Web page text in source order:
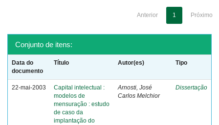
Anterior 1 Próximo
Conjunto de itens:
Data do
documento
Título Autor(es) Tipo
22-mai-2003
Capital intelectual :
modelos de
mensuração : estudo
de caso da
implantação do
Arnosti, José
Carlos Melchior
Dissertação